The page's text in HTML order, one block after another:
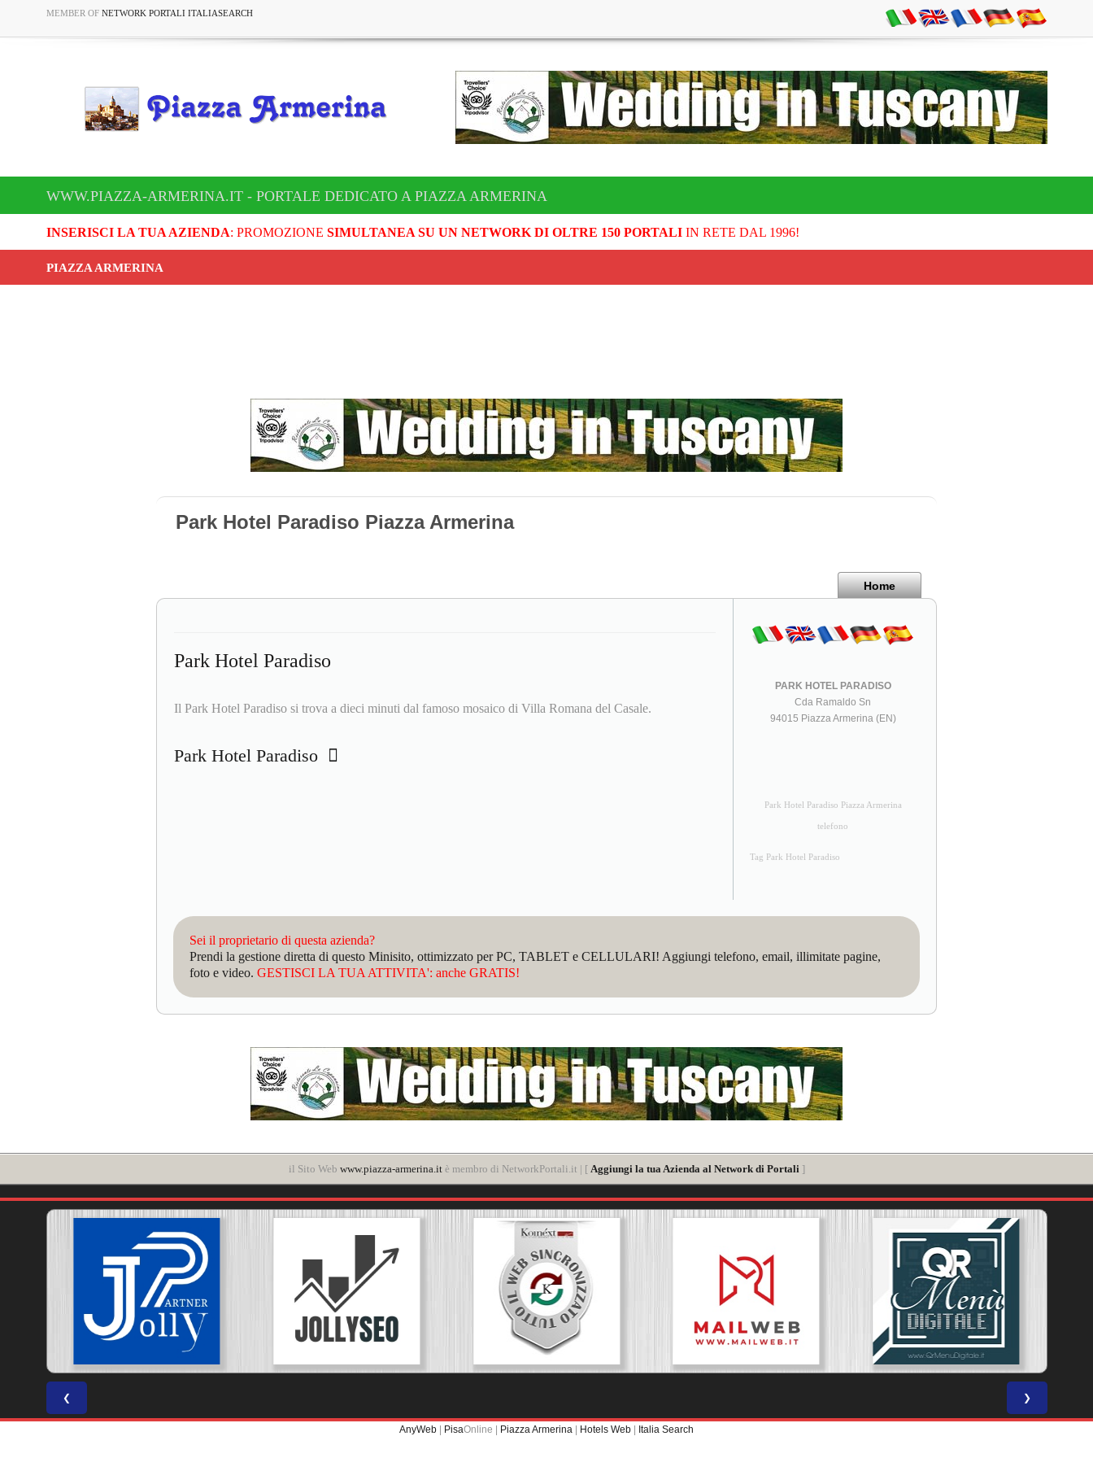
MEMBER OF NETWORK PORTALI ITALIASEARCH
WWW.PIAZZA-ARMERINA.IT - PORTALE DEDICATO A PIAZZA ARMERINA
INSERISCI LA TUA AZIENDA: PROMOZIONE SIMULTANEA SU UN NETWORK DI OLTRE 150 PORTALIIN RETE DAL 1996!
PIAZZA ARMERINA
Park Hotel Paradiso Piazza Armerina
Home
Park Hotel Paradiso
Il Park Hotel Paradiso si trova a dieci minuti dal famoso mosaico di Villa Romana del Casale.
Park Hotel Paradiso
PARK HOTEL PARADISO
Cda Ramaldo Sn
94015 Piazza Armerina (EN)
Park Hotel Paradiso Piazza Armerina
telefono
Tag Park Hotel Paradiso
Sei il proprietario di questa azienda?
Prendi la gestione diretta di questo Minisito, ottimizzato per PC, TABLET e CELLULARI! Aggiungi telefono, email, illimitate pagine,
foto e video. GESTISCI LA TUA ATTIVITA': anche GRATIS!
il Sito Web www.piazza-armerina.itè membro di NetworkPortali.it | [ Aggiungi la tua Azienda al Network di Portali ]
❮ ❯
AnyWeb | PisaOnline | Piazza Armerina | Hotels Web | Italia Search